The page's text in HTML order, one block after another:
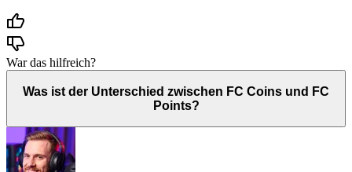
War das hilfreich?
Was ist der Unterschied zwischen FC Coins und FC
Points?